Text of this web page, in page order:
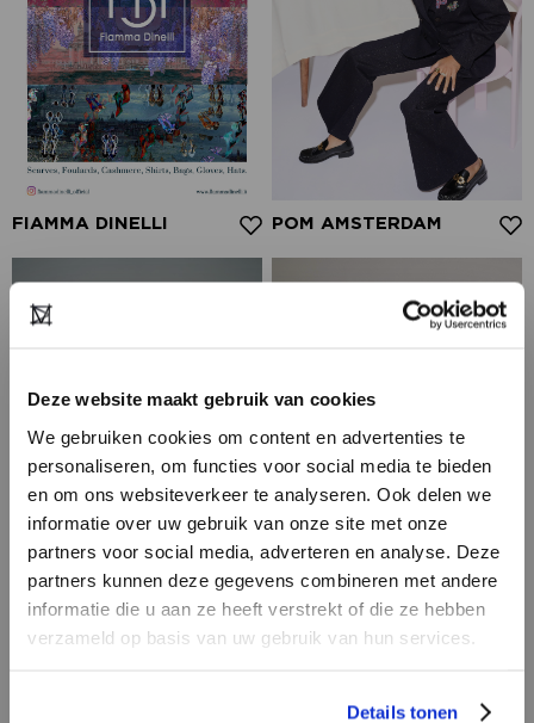
Deze website maakt gebruik van cookies
We gebruiken cookies om content en advertenties te
personaliseren, om functies voor social media te bieden
en om ons websiteverkeer te analyseren. Ook delen we
informatie over uw gebruik van onze site met onze
partners voor social media, adverteren en analyse. Deze
partners kunnen deze gegevens combineren met andere
informatie die u aan ze heeft verstrekt of die ze hebben
verzameld op basis van uw gebruik van hun services.
Details tonen
HEB JE NOG GEEN
ACCOUNT?
FIAMMA DINELLI POM AMSTERDAM